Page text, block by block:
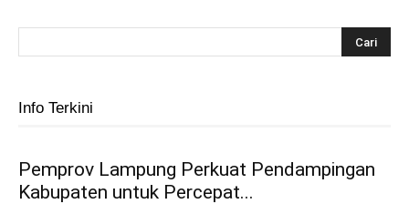
Info Terkini
Pemprov Lampung Perkuat Pendampingan
Kabupaten untuk Percepat...